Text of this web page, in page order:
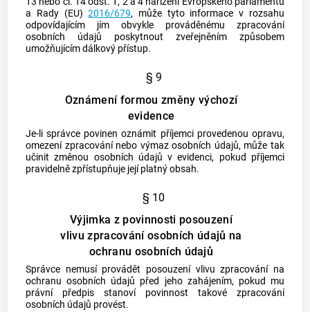
a Rady (EU)2016/679, může tyto informace v rozsahu
odpovídajícím jím obvykle prováděnému zpracování
osobních údajů poskytnout zveřejněním způsobem
umožňujícím dálkový přístup.
§ 9
Oznámení formou změny výchozí
evidence
Je-li správce povinen oznámit příjemci provedenou opravu,
omezení zpracování nebo výmaz osobních údajů, může tak
učinit změnou osobních údajů v evidenci, pokud příjemci
pravidelně zpřístupňuje její platný obsah.
§ 10
Výjimka z povinnosti posouzení
vlivu zpracování osobních údajů na
ochranu osobních údajů
Správce nemusí provádět posouzení vlivu zpracování na
ochranu osobních údajů před jeho zahájením, pokud mu
právní předpis stanoví povinnost takové zpracování
osobních údajů provést.